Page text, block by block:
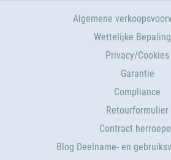
Algemene
Wettelijke
Privacy/Cookies
Garantie
Compliance
Retourformulier
Contract
Blog Deelname- en